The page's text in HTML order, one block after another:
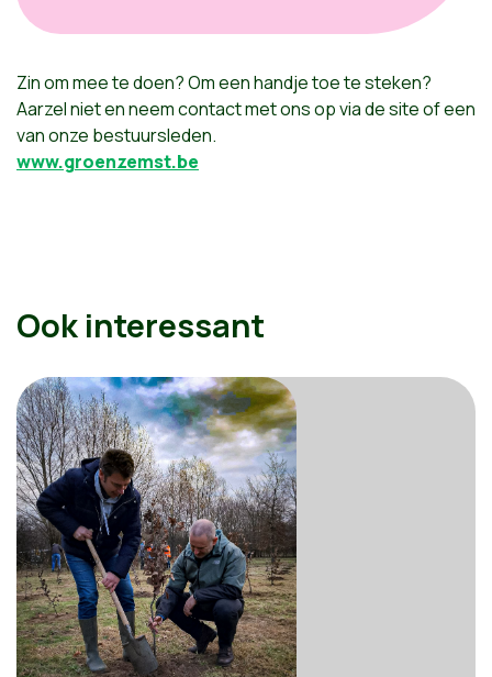
Zin om mee te doen? Om een handje toe te steken?
Aarzel niet en neem contact met ons op via de site of een
van onze bestuursleden.
www.groenzemst.be
Ook interessant